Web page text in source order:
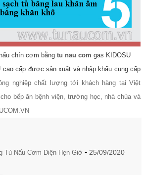
chín cơm bằng tu nau com gas KIDOSU
cao cấp được sản xuất và nhập khẩu cung cấp
nghiệp chất lượng tới khách hàng tại Việt
bếp ăn bệnh viện, trường học, nhà chùa và
Tủ Nấu Cơm Điện Hẹn Giờ - 25/09/2020